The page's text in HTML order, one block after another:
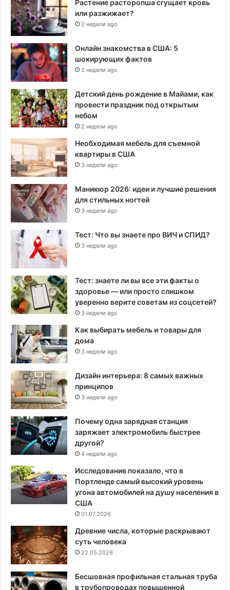
Растение расторопша сгущает кровь
или разжижает?
2 недели ago
Онлайн знакомства в США: 5
шокирующих фактов
2 недели ago
Детский день рождение в Майами, как
провести праздник под открытым
небом
2 недели ago
Необходимая мебель для съемной
квартиры в США
3 недели ago
Маникюр 2026: идеи и лучшие решения
для стильных ногтей
3 недели ago
Тест: Что вы знаете про ВИЧ и СПИД?
3 недели ago
Тест: знаете ли вы все эти факты о
здоровье — или просто слишком
уверенно верите советам из соцсетей?
3 недели ago
Как выбирать мебель и товары для
дома
3 недели ago
Дизайн интерьера: 8 самых важных
принципов
3 недели ago
Почему одна зарядная станция
заряжает электромобиль быстрее
другой?
4 недели ago
Исследование показало, что в
Портленде самый высокий уровень
угона автомобилей на душу населения в
США
01.07.2026
Древние числа, которые раскрывают
суть человека
22.05.2026
Бесшовная профильная стальная труба
в трубопроводах повышенной